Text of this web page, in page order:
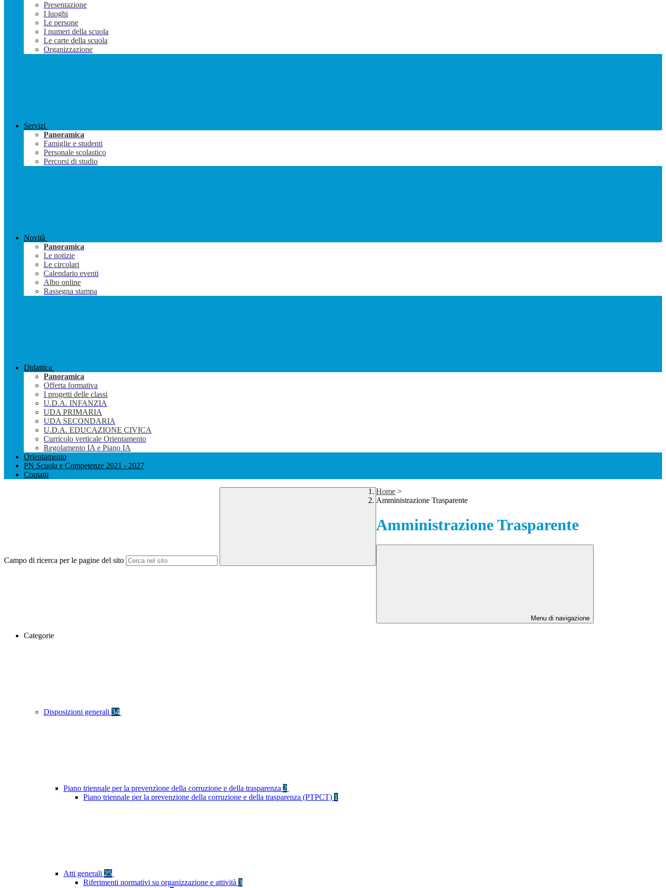
Presentazione
I luoghi
Le persone
I numeri della scuola
Le carte della scuola
Organizzazione
Servizi
Panoramica
Famiglie e studenti
Personale scolastico
Percorsi di studio
Novità
Panoramica
Le notizie
Le circolari
Calendario eventi
Albo online
Rassegna stampa
Didattica
Panoramica
Offerta formativa
I progetti delle classi
U.D.A. INFANZIA
UDA PRIMARIA
UDA SECONDARIA
U.D.A. EDUCAZIONE CIVICA
Curricolo verticale Orientamento
Regolamento IA e Piano IA
Orientamento
PN Scuola e Competenze 2021 - 2027
Contatti
Campo di ricerca per le pagine del sito
Home >
Amministrazione Trasparente
Amministrazione Trasparente
Menu di navigazione
Categorie
Disposizioni generali 34
Piano triennale per la prevenzione della corruzione e della trasparenza 2
Piano triennale per la prevenzione della corruzione e della trasparenza (PTPCT) 1
Atti generali 25
Riferimenti normativi su organizzazione e attività 3